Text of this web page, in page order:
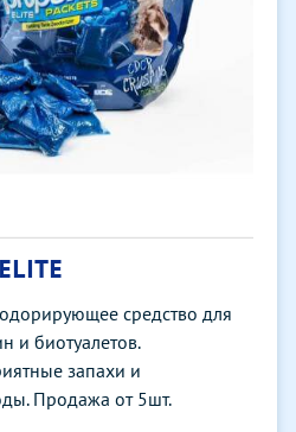
средство для
и биотуалетов.
запахи и
Продажа от 5шт.